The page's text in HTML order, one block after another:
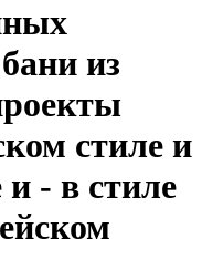
из
стиле и
- в стиле